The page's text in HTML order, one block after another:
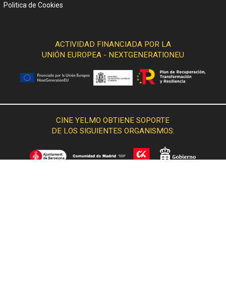
Politica de Cookies
ACTIVIDAD FINANCIADA POR LA
UNIÓN EUROPEA - NEXTGENERATIONEU
CINE YELMO OBTIENE SOPORTE
DE LOS SIGUIENTES ORGANISMOS: